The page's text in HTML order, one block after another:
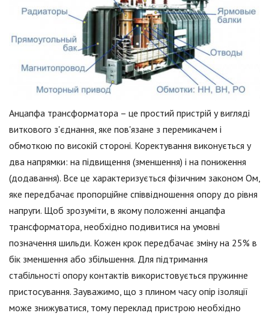
Анцапфа трансформатора – це простий пристрій у вигляді
виткового з'єднання, яке пов'язане з перемикачем і
обмоткою по високій стороні. Коректування виконується у
два напрямки: на підвищення (зменшення) і на пониження
(додавання). Все це характеризується фізичним законом Ом,
яке передбачає пропорційне співвідношення опору до рівня
напруги. Щоб зрозуміти, в якому положенні анцапфа
трансформатора, необхідно подивитися на умовні
позначення шильди. Кожен крок передбачає зміну на 25% в
бік зменшення або збільшення. Для підтримання
стабільності опору контактів використовується пружинне
пристосування. Зауважимо, що з плином часу опір ізоляції
може знижуватися, тому переклад пристрою необхідно